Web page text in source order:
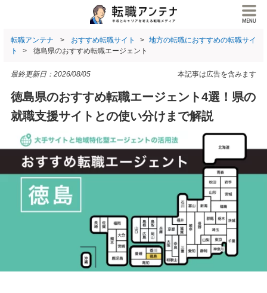
転職アンテナ おすすめ転職サイト
地方の転職におすすめの転職サイ
ト
徳島県のおすすめ転職エージェント
本記事は広告を含みます
最終更新日： 2026/08/05
徳島県のおすすめ転職エージェント4選！県の
就職支援サイトとの使い分けまで解説